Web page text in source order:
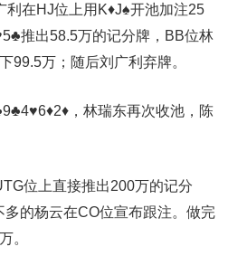
利在HJ位上用K♦️J♠️开池加注25
推出58.5万的记分牌，BB位林
99.5万；随后刘广利弃牌。
，林瑞东再次收池，陈
位上直接推出200万的记分
的杨云在CO位宣布跟注。做完
。